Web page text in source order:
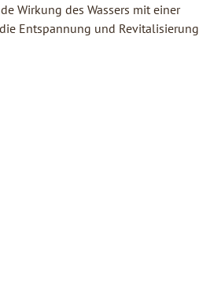
Wirkung des Wassers mit einer
Entspannung und Revitalisierung